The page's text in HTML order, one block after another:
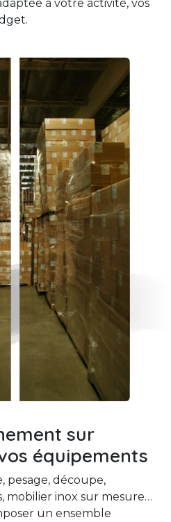
à votre activité, vos
sur
équipements
pesage, découpe,
mobilier inox sur mesure…
un ensemble